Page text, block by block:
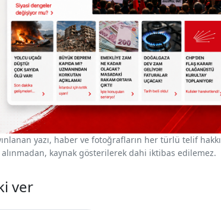
yazı, haber ve fotoğrafların her türlü telif hakkı
kaynak gösterilerek dahi iktibas edilemez.
ver